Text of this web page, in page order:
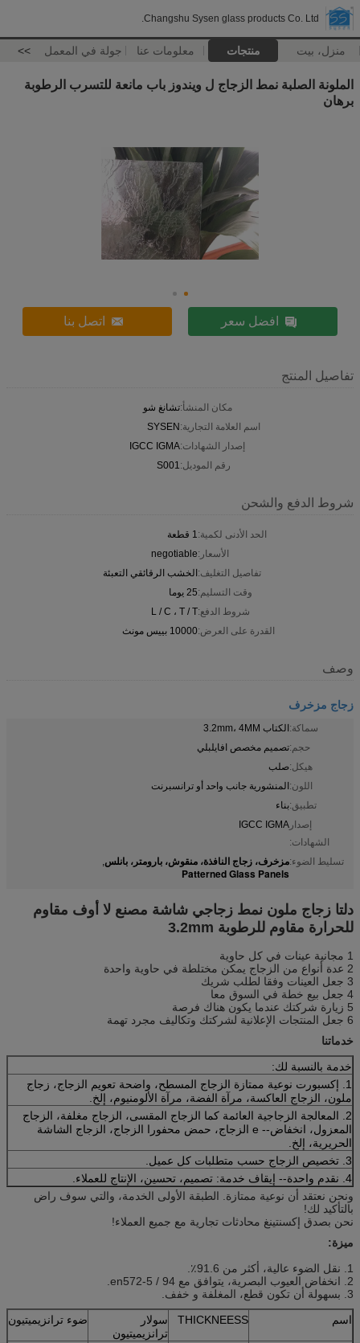
Changshu Sysen glass products Co. Ltd.
منزل، بيت منتجات معلومات عنا جولة في المعمل >>
الملونة الصلبة نمط الزجاج ل ويندوز باب مانعة للتسرب الرطوبة
برهان
افضل سعر اتصل بنا
تفاصيل المنتج
مكان المنشأ:تشانغ شو
اسم العلامة التجارية:SYSEN
إصدار الشهادات:IGCC IGMA
رقم الموديل:S001
شروط الدفع والشحن
الحد الأدنى لكمية:1 قطعة
الأسعار:negotiable
تفاصيل التغليف:الخشب الرقائقي التعبئة
وقت التسليم:25 يوما
شروط الدفع:L / C ، T / T
القدرة على العرض:10000 بييس مونث
وصف
زجاج مزخرف
سماكة:الكتاب 3.2mm، 4MM
حجم:تصميم مخصص افايلبلي
هيكل:صلب
اللون:المنشورية جانب واحد أو ترانسبرنت
تطبيق:بناء
إصدار
الشهادات:
IGCC IGMA
تسليط الضوء:مزخرف، زجاج النافذة، منقوش، بارومتر، بانلس,
Patterned Glass Panels
دلتا زجاج ملون نمط زجاجي شاشة مصنع لا أوف مقاوم
للحرارة مقاوم للرطوبة 3.2mm
1 مجانية عينات في كل حاوية
2 عدة أنواع من الزجاج يمكن مختلطة في حاوية واحدة
3 جعل العينات وفقا لطلب شريك
4 جعل بيع خطة في السوق معا
5 زيارة شركتك عندما يكون هناك فرصة
6 جعل ​​المنتجات الإعلانية لشركتك وتكاليف مجرد تهمة
خدماتنا
خدمة بالنسبة لك:
1. إكسبورت نوعية ممتازة الزجاج المسطح، واضحة تعويم الزجاج، زجاج
ملون، الزجاج العاكسة، مرآة الفضة، مرآة الألومنيوم، إلخ.
2. المعالجة الزجاجية العائمة كما الزجاج المقسى، الزجاج مغلفة، الزجاج
المعزول، انخفاض-- e الزجاج، حمض محفورا الزجاج، الزجاج الشاشة
الحريرية، إلخ.
3. تخصيص الزجاج حسب متطلبات كل عميل.
4. نقدم واحدة-- إيقاف خدمة: تصميم، تحسين، الإنتاج للعملاء.
ونحن نعتقد أن نوعية ممتازة. الطبقة الأولى الخدمة، والتي سوف راض
بالتأكيد لك!
نحن بصدق إكسنتينغ محادثات تجارية مع جميع العملاء!
ميزة:
1. نقل الضوء عالية، أكثر من 91.6٪.
2. انخفاض العيوب البصرية، يتوافق مع en572-5 / 94.
3. بسهولة أن تكون قطع، المغلفة و خفف.
اسم
THICKNEESS
سولار
ترانزيميتيون
ضوء ترانزيميتيون